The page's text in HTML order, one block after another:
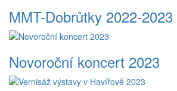
MMT-Dobrůtky 2022-2023
Novoroční koncert 2023